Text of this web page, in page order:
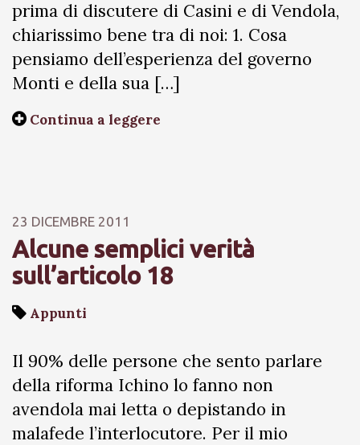
prima di discutere di Casini e di Vendola,
chiarissimo bene tra di noi: 1. Cosa
pensiamo dell’esperienza del governo
Monti e della sua […]
Continua a leggere
23 DICEMBRE 2011
Alcune semplici verità
sull’articolo 18
Appunti
Il 90% delle persone che sento parlare
della riforma Ichino lo fanno non
avendola mai letta o depistando in
malafede l’interlocutore. Per il mio